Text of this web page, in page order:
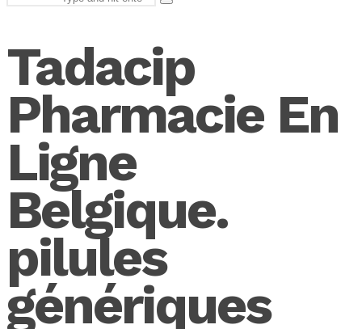
Type
Tadacip
Pharmacie En
Ligne
Belgique.
pilules
génériques